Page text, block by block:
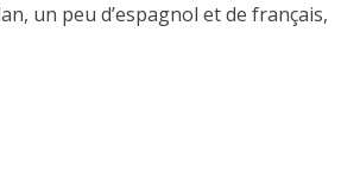
un peu d’espagnol et de français,